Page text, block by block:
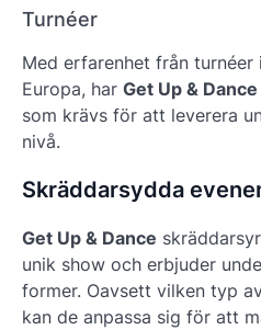
Turnéer
Med erfarenhet från turnéer
Europa, har Get Up & Dance
som krävs för att leverera
nivå.
Skräddarsydda
Get Up & Dance
unik show och erbjuder
former. Oavsett vilken typ
kan de anpassa sig för att